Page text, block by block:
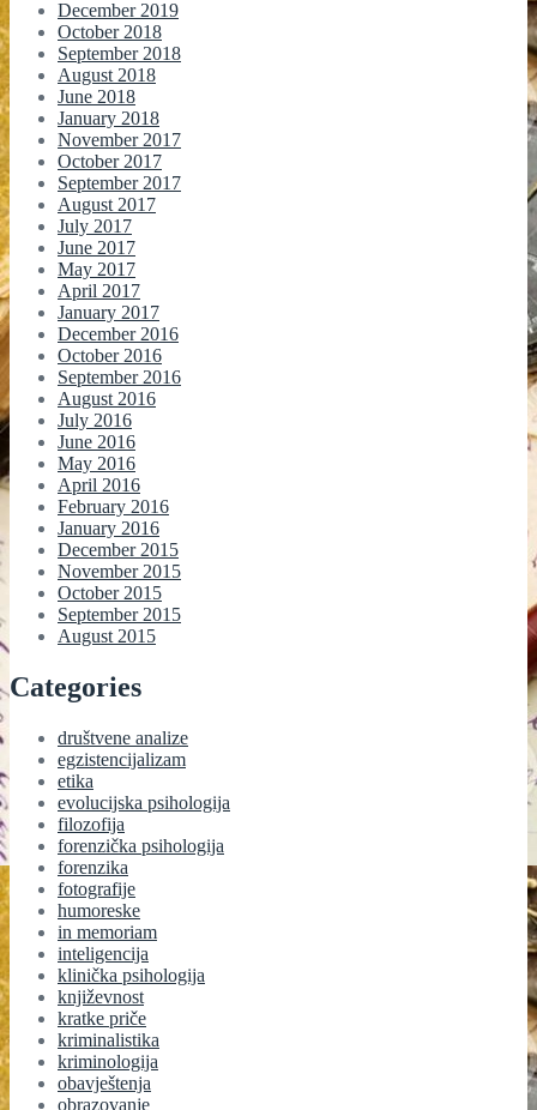
December 2019
October 2018
September 2018
August 2018
June 2018
January 2018
November 2017
October 2017
September 2017
August 2017
July 2017
June 2017
May 2017
April 2017
January 2017
December 2016
October 2016
September 2016
August 2016
July 2016
June 2016
May 2016
April 2016
February 2016
January 2016
December 2015
November 2015
October 2015
September 2015
August 2015
Categories
društvene analize
egzistencijalizam
etika
evolucijska psihologija
filozofija
forenzička psihologija
forenzika
fotografije
humoreske
in memoriam
inteligencija
klinička psihologija
književnost
kratke priče
kriminalistika
kriminologija
obavještenja
obrazovanje